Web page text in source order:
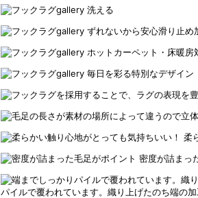
柔
密度が詰まっ
パイルで覆われています。織り上げたのち端の